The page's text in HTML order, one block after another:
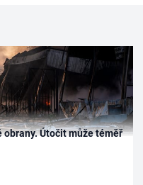
obrany. Útočit může téměř